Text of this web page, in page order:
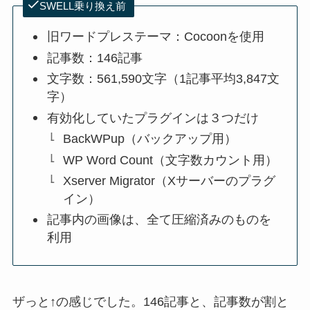
SWELL乗り換え前
旧ワードプレステーマ：Cocoonを使用
記事数：146記事
文字数：561,590文字（1記事平均3,847文
字）
有効化していたプラグインは３つだけ
BackWPup（バックアップ用）
WP Word Count（文字数カウント用）
Xserver Migrator（Xサーバーのプラグ
イン）
記事内の画像は、全て圧縮済みのものを
利用
ザっと↑の感じでした。146記事と、記事数が割と